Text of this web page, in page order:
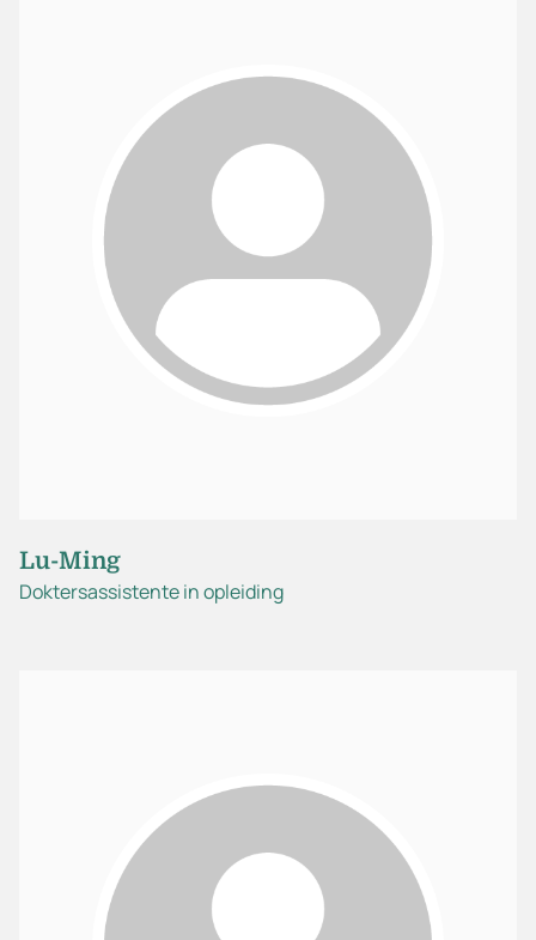
Lu-Ming
Doktersassistente in opleiding